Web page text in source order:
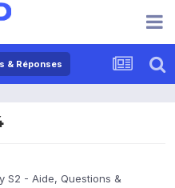
& Réponses
S2 - Aide, Questions &